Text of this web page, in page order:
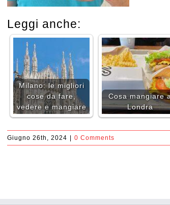
Leggi anche:
Milano: le migliori
cose da fare,
vedere e mangiare
Cosa mangiare
Londra
Giugno 26th, 2024 0 Comments